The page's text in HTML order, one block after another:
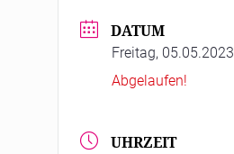
DATUM
Freitag, 05.05.2023
Abgelaufen!
UHRZEIT